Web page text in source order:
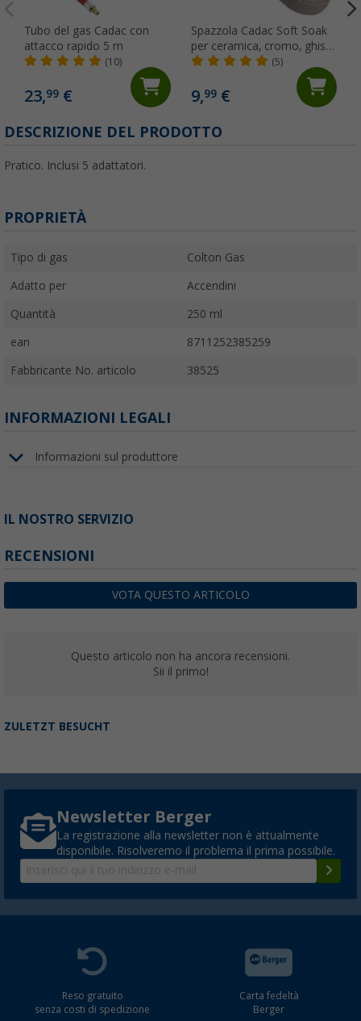
Tubo del gas Cadac con
attacco rapido 5 m
(10)
23,99 €
Spazzola Cadac Soft Soak
per ceramica, cromo, ghisa
e superfici smaltate 12 cm
(5)
9,99€
DESCRIZIONE DEL PRODOTTO
Pratico. Inclusi 5 adattatori.
PROPRIETÀ
Tipo di gas Colton Gas
Adatto per Accendini
Quantità 250 ml
ean 8711252385259
Fabbricante No. articolo 38525
INFORMAZIONI LEGALI
Informazioni sul produttore
IL NOSTRO SERVIZIO
RECENSIONI
VOTA QUESTO ARTICOLO
Questo articolo non ha ancora recensioni.
Sii il primo!
ZULETZT BESUCHT
Newsletter Berger
La registrazione alla newsletter non è attualmente
disponibile. Risolveremo il problema il prima possibile.
Reso gratuito
senza costi di spedizione
Carta fedeltà
Berger